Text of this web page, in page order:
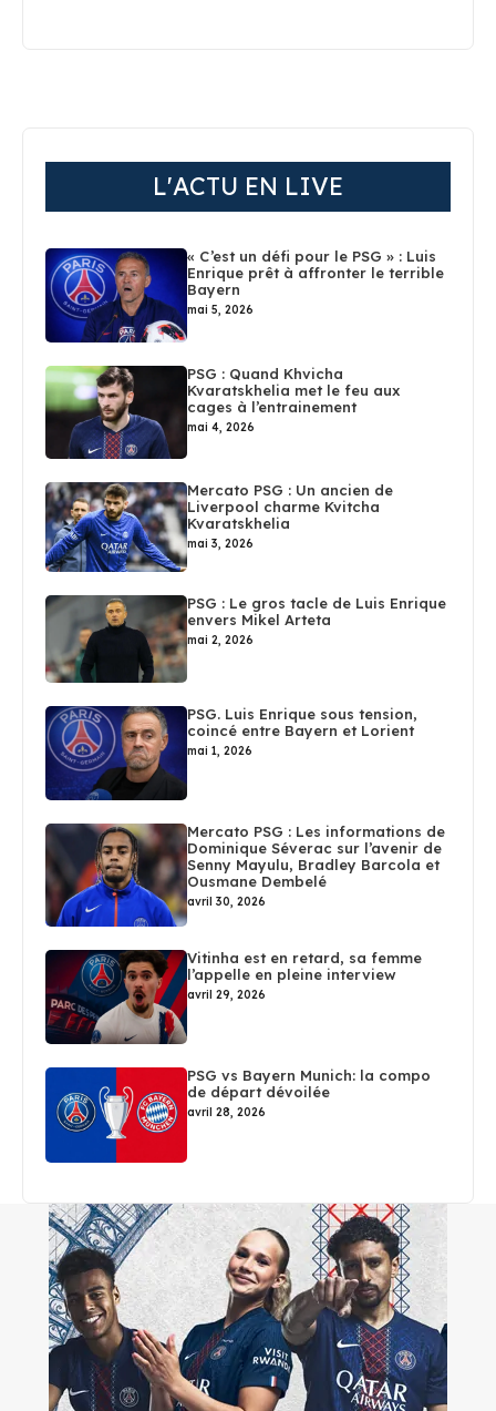
L'ACTU EN LIVE
« C’est un défi pour le PSG » : Luis
Enrique prêt à affronter le terrible
Bayern
mai 5, 2026
PSG : Quand Khvicha
Kvaratskhelia met le feu aux
cages à l’entrainement
mai 4, 2026
Mercato PSG : Un ancien de
Liverpool charme Kvitcha
Kvaratskhelia
mai 3, 2026
PSG : Le gros tacle de Luis Enrique
envers Mikel Arteta
mai 2, 2026
PSG. Luis Enrique sous tension,
coincé entre Bayern et Lorient
mai 1, 2026
Mercato PSG : Les informations de
Dominique Séverac sur l’avenir de
Senny Mayulu, Bradley Barcola et
Ousmane Dembelé
avril 30, 2026
Vitinha est en retard, sa femme
l’appelle en pleine interview
avril 29, 2026
PSG vs Bayern Munich: la compo
de départ dévoilée
avril 28, 2026